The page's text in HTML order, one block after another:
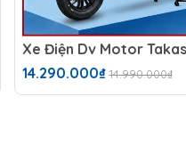
14.290.000₫ 14.990.000₫